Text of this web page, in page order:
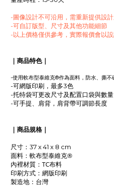
-圖像設計不可沿用，需重新提供設
-可自訂版型、尺寸及其他功能細節
-以上價格僅供參考，實際報價會以
｜商品特色｜
-使用軟布型泰維克®作為面料，防水、撕不
-可網版印刷，最多3色
-托特袋可更改尺寸及配置口袋與數量
-可手提、肩背，肩背帶可調節長度
｜商品規格｜
尺寸：37 x 41 x 8 cm
面料： 軟布型泰維克®
內裡材質： TC布料
印刷方式： 網版印刷
製造地 ：台灣